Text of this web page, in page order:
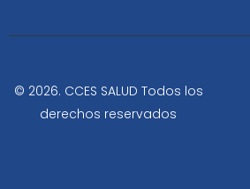
b
-
a
m
o
© 2026. CCES SALUD Todos los
derechos reservados